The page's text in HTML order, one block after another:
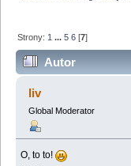
Strony: 1 ...5 6 [7]
Autor
Lemologiczna
(Przeczytany
liv
Global Moderator
O, to to!